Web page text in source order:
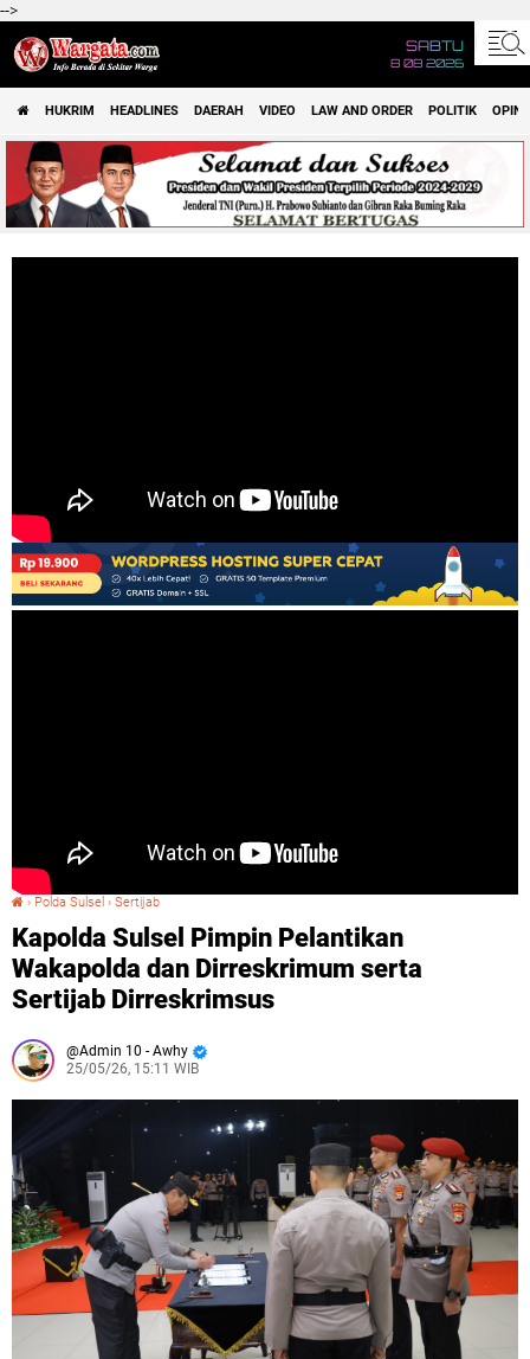
-->
SABTU
8 08 2026
HUKRIM HEADLINES DAERAH VIDEO LAW AND ORDER POLITIK OPINI
› Polda Sulsel › Sertijab
Kapolda Sulsel Pimpin Pelantikan
Wakapolda dan Dirreskrimum serta
Sertijab Dirreskrimsus
Admin 10 - Awhy
25/05/26, 15:11 WIB